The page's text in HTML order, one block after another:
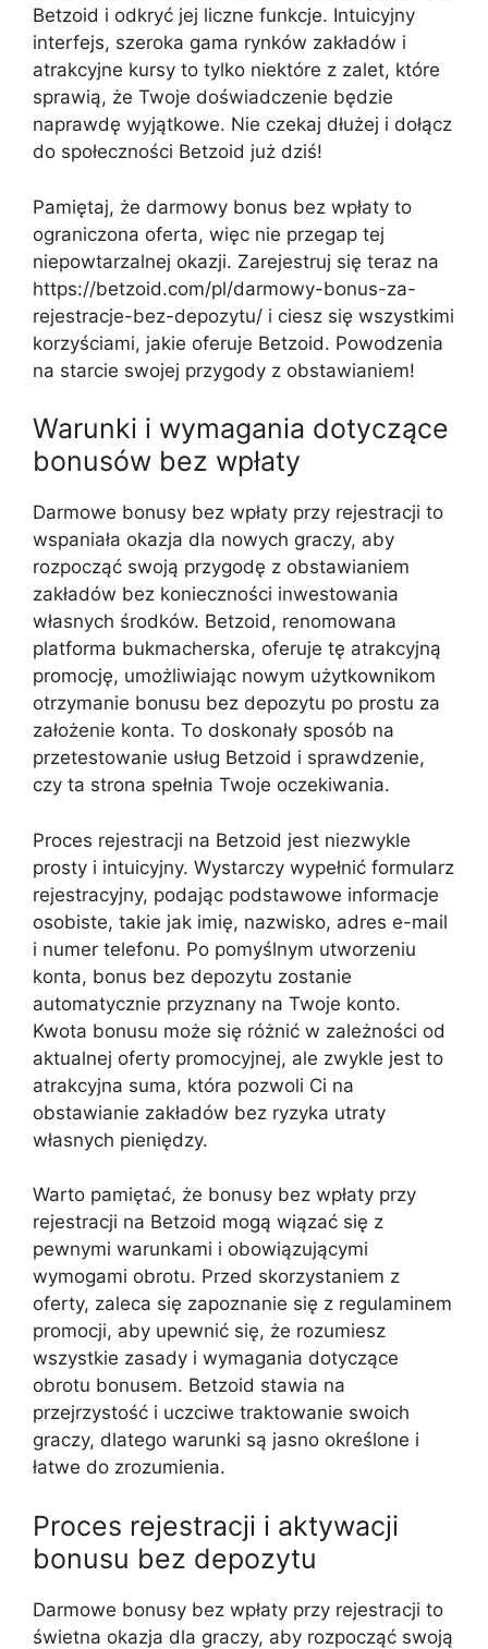
Betzoid i odkryć jej liczne funkcje. Intuicyjny
interfejs, szeroka gama rynków zakładów i
atrakcyjne kursy to tylko niektóre z zalet, które
sprawią, że Twoje doświadczenie będzie
naprawdę wyjątkowe. Nie czekaj dłużej i dołącz
do społeczności Betzoid już dziś!
Pamiętaj, że darmowy bonus bez wpłaty to
ograniczona oferta, więc nie przegap tej
niepowtarzalnej okazji. Zarejestruj się teraz na
https://betzoid.com/pl/darmowy-bonus-za-
rejestracje-bez-depozytu/ i ciesz się wszystkimi
korzyściami, jakie oferuje Betzoid. Powodzenia
na starcie swojej przygody z obstawianiem!
Warunki i wymagania dotyczące
bonusów bez wpłaty
Darmowe bonusy bez wpłaty przy rejestracji to
wspaniała okazja dla nowych graczy, aby
rozpocząć swoją przygodę z obstawianiem
zakładów bez konieczności inwestowania
własnych środków. Betzoid, renomowana
platforma bukmacherska, oferuje tę atrakcyjną
promocję, umożliwiając nowym użytkownikom
otrzymanie bonusu bez depozytu po prostu za
założenie konta. To doskonały sposób na
przetestowanie usług Betzoid i sprawdzenie,
czy ta strona spełnia Twoje oczekiwania.
Proces rejestracji na Betzoid jest niezwykle
prosty i intuicyjny. Wystarczy wypełnić formularz
rejestracyjny, podając podstawowe informacje
osobiste, takie jak imię, nazwisko, adres e-mail
i numer telefonu. Po pomyślnym utworzeniu
konta, bonus bez depozytu zostanie
automatycznie przyznany na Twoje konto.
Kwota bonusu może się różnić w zależności od
aktualnej oferty promocyjnej, ale zwykle jest to
atrakcyjna suma, która pozwoli Ci na
obstawianie zakładów bez ryzyka utraty
własnych pieniędzy.
Warto pamiętać, że bonusy bez wpłaty przy
rejestracji na Betzoid mogą wiązać się z
pewnymi warunkami i obowiązującymi
wymogami obrotu. Przed skorzystaniem z
oferty, zaleca się zapoznanie się z regulaminem
promocji, aby upewnić się, że rozumiesz
wszystkie zasady i wymagania dotyczące
obrotu bonusem. Betzoid stawia na
przejrzystość i uczciwe traktowanie swoich
graczy, dlatego warunki są jasno określone i
łatwe do zrozumienia.
Proces rejestracji i aktywacji
bonusu bez depozytu
Darmowe bonusy bez wpłaty przy rejestracji to
świetna okazja dla graczy, aby rozpocząć swoją